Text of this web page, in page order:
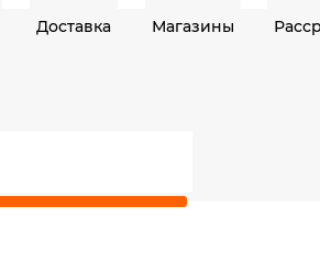
Доставка Магазины